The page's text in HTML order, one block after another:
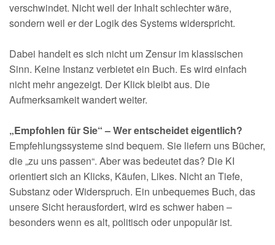
verschwindet. Nicht weil der Inhalt schlechter wäre,
sondern weil er der Logik des Systems widerspricht.
Dabei handelt es sich nicht um Zensur im klassischen
Sinn. Keine Instanz verbietet ein Buch. Es wird einfach
nicht mehr angezeigt. Der Klick bleibt aus. Die
Aufmerksamkeit wandert weiter.
„Empfohlen für Sie“ – Wer entscheidet eigentlich?
Empfehlungssysteme sind bequem. Sie liefern uns Bücher,
die „zu uns passen“. Aber was bedeutet das? Die KI
orientiert sich an Klicks, Käufen, Likes. Nicht an Tiefe,
Substanz oder Widerspruch. Ein unbequemes Buch, das
unsere Sicht herausfordert, wird es schwer haben –
besonders wenn es alt, politisch oder unpopulär ist.